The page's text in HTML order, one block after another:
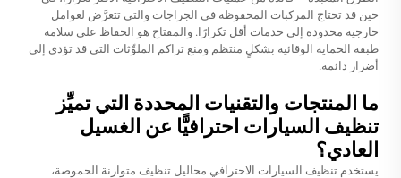
حين قد تحتاج المركبات المحفوظة في الجراجات والتي تتعرَّض لعوامل
خارجية محدودة إلى خدمات أقل تكرارًا. والمفتاح هو الحفاظ على سلامة
طبقة الحماية الوقائية بشكلٍ منتظم ومنع تراكم الملوِّثات التي قد تؤدي إلى
أضرار دائمة.
ما المنتجات والتقنيات المحددة التي تميِّز
تنظيف السيارات احترافيًّا عن الغسيل
العادي؟
يستخدم تنظيف السيارات الاحترافي محاليل تنظيف متوازنة الحموضة،